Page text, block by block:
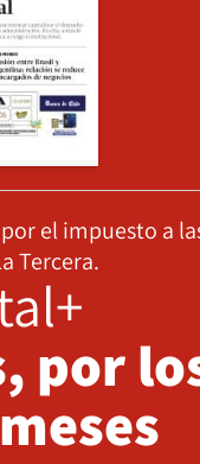
el impuesto a
Tercera.
por